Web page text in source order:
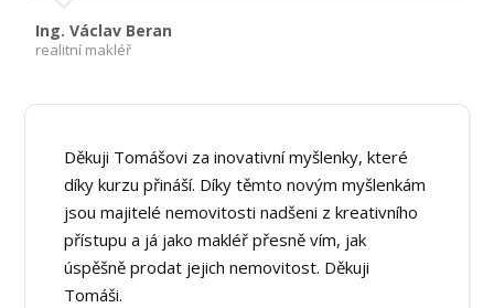
Ing. Václav Beran
realitní makléř
Děkuji Tomášovi za inovativní myšlenky, které
díky kurzu přináší. Díky těmto novým myšlenkám
jsou majitelé nemovitosti nadšeni z kreativního
přístupu a já jako makléř přesně vím, jak
úspěšně prodat jejich nemovitost. Děkuji
Tomáši.